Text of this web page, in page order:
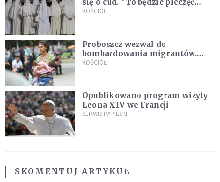
się o cud. "To będzie pieczęć
Pana Boga dla naszej wiary"
KOŚCIÓŁ
Proboszcz wezwał do
bombardowania migrantów.
"Masowy ogień przeciwko
KOŚCIÓŁ
Opublikowano program wizyty
Leona XIV we Francji
SERWIS PAPIESKI
SKOMENTUJ ARTYKUŁ